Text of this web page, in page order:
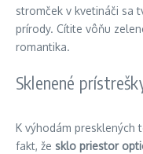
stromček v kvetináči sa
prírody. Cítite vôňu
romantika.
Sklenené
K výhodám presklených
fakt, že sklo priestor